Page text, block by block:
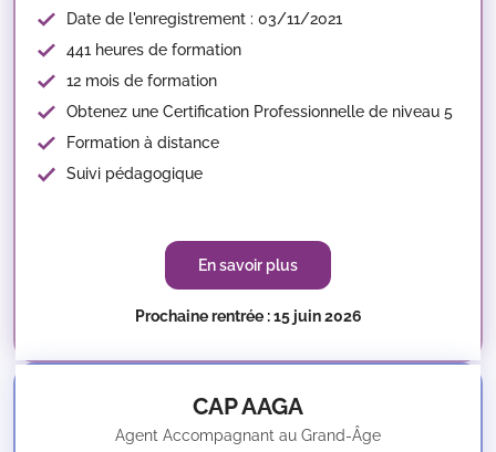
Date de l'enregistrement : 03/11/2021
441 heures de formation
12 mois de formation
Obtenez une Certification Professionnelle de niveau 5
Formation à distance
Suivi pédagogique
En savoir plus
Prochaine rentrée : 15 juin 2026
CAP AAGA
Agent Accompagnant au Grand-Âge